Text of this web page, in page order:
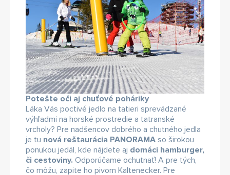
Potešte oči aj chuťové poháriky
Láka Vás poctivé jedlo na tatieri sprevádzané
výhľadmi na horské prostredie a tatranské
vrcholy? Pre nadšencov dobrého a chutného jedla
je tu nová reštaurácia PANORAMA so širokou
ponukou jedál, kde nájdete aj domáci hamburger,
či cestoviny. Odporúčame ochutnať! A pre tých,
čo môžu, zapite ho pivom Kaltenecker. Pre